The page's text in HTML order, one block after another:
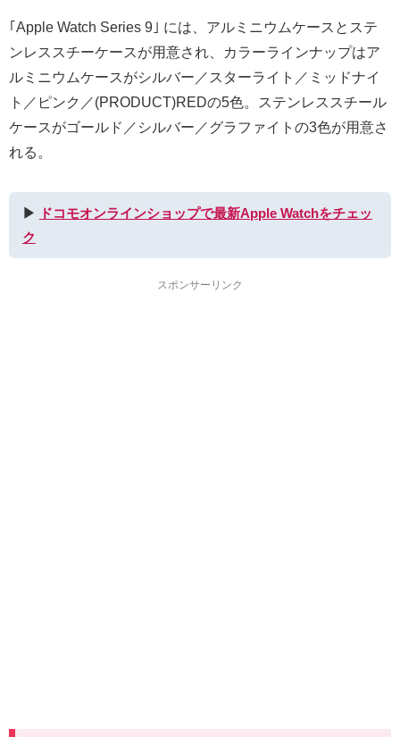
｢Apple Watch Series 9｣ には、アルミニウムケースとステ
ンレススチーケースが用意され、カラーラインナップはア
ルミニウムケースがシルバー／スターライト／ミッドナイ
ト／ピンク／(PRODUCT)REDの5色。ステンレススチール
ケースがゴールド／シルバー／グラファイトの3色が用意さ
れる。
▶︎
ドコモオンラインショップで最新Apple Watchをチェッ
ク
スポンサーリンク